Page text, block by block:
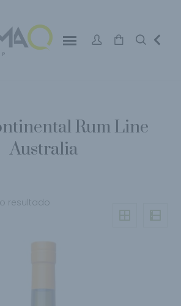
Rum Line
Australia
resultado